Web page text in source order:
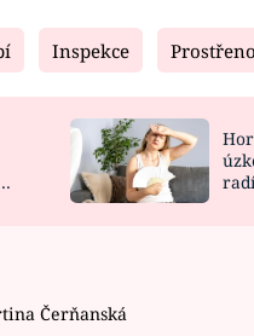
Fresh
NOVINKY
Inspekce
Čerňanská